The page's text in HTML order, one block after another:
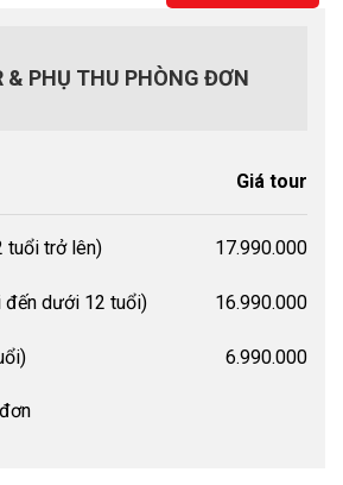
& PHỤ THU PHÒNG ĐƠN
Giá tour
tuổi trở lên) 17.990.000
đến dưới 12 tuổi) 16.990.000
6.990.000